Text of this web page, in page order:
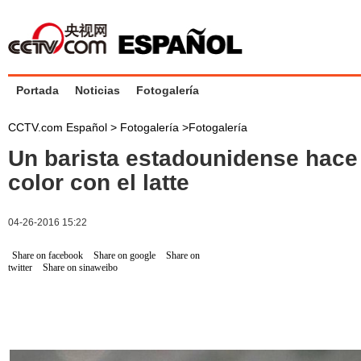
Portada Noticias Fotogalería
CCTV.com Español > Fotogalería >Fotogalería
Un barista estadounidense
color con el latte
04-26-2016 15:22
Share on facebook Share on google
Share on
twitter
Share on sinaweibo